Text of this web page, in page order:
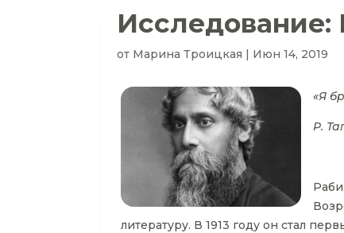
Исследование:
от Марина Троицкая | Июн 14, 2019
«Я
Р.
литературу. В 1913 году он стал